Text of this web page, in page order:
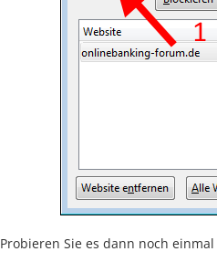
Probieren Sie es dann noch